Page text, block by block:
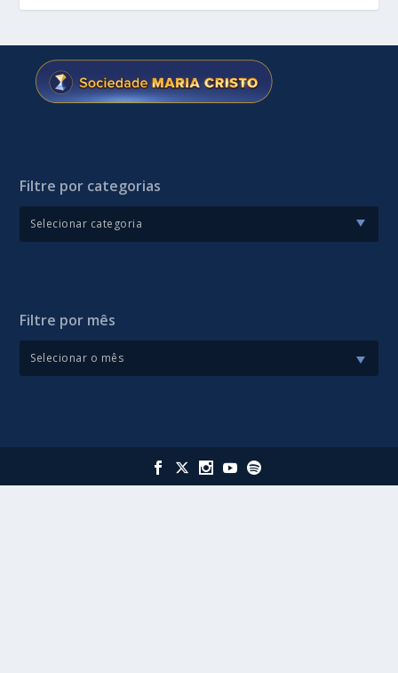
Filtre por categorias
Filtre por mês